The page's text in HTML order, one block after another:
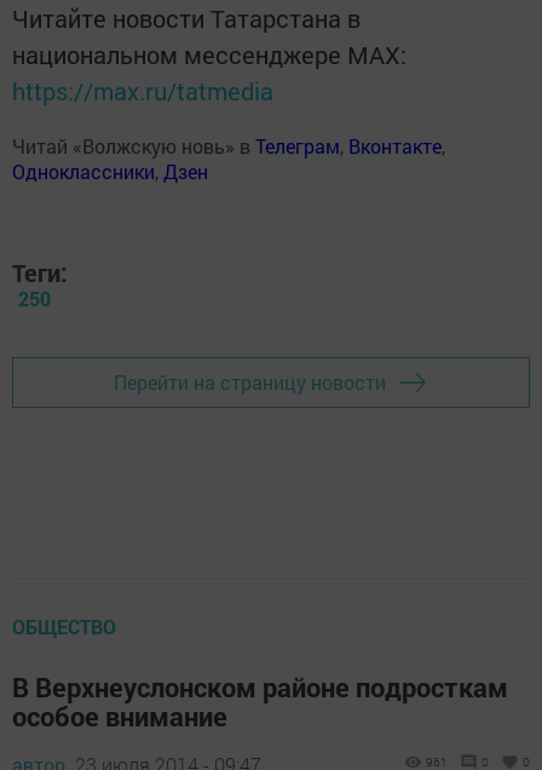
Читайте новости Татарстана в
национальном мессенджере MАХ:
https://max.ru/tatmedia
Читай «Волжскую новь» в Телеграм, Вконтакте,
Одноклассники, Дзен
Теги:
250
Перейти на страницу новости
ОБЩЕСТВО
В Верхнеуслонском районе подросткам
особое внимание
автор, 23 июля 2014 - 09:47 961 0 0